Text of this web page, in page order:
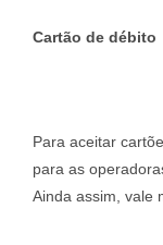
Cartão de débito
Para aceitar
para as
Ainda assim, vale